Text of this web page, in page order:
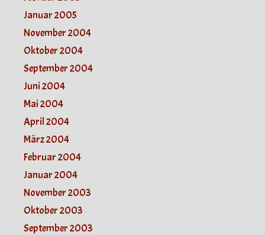
Januar 2005
November 2004
Oktober 2004
September 2004
Juni 2004
Mai 2004
April 2004
März 2004
Februar 2004
Januar 2004
November 2003
Oktober 2003
September 2003